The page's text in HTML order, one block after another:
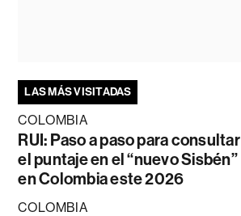
LAS MÁS VISITADAS
COLOMBIA
RUI: Paso a paso para consultar
el puntaje en el “nuevo Sisbén”
en Colombia este 2026
COLOMBIA